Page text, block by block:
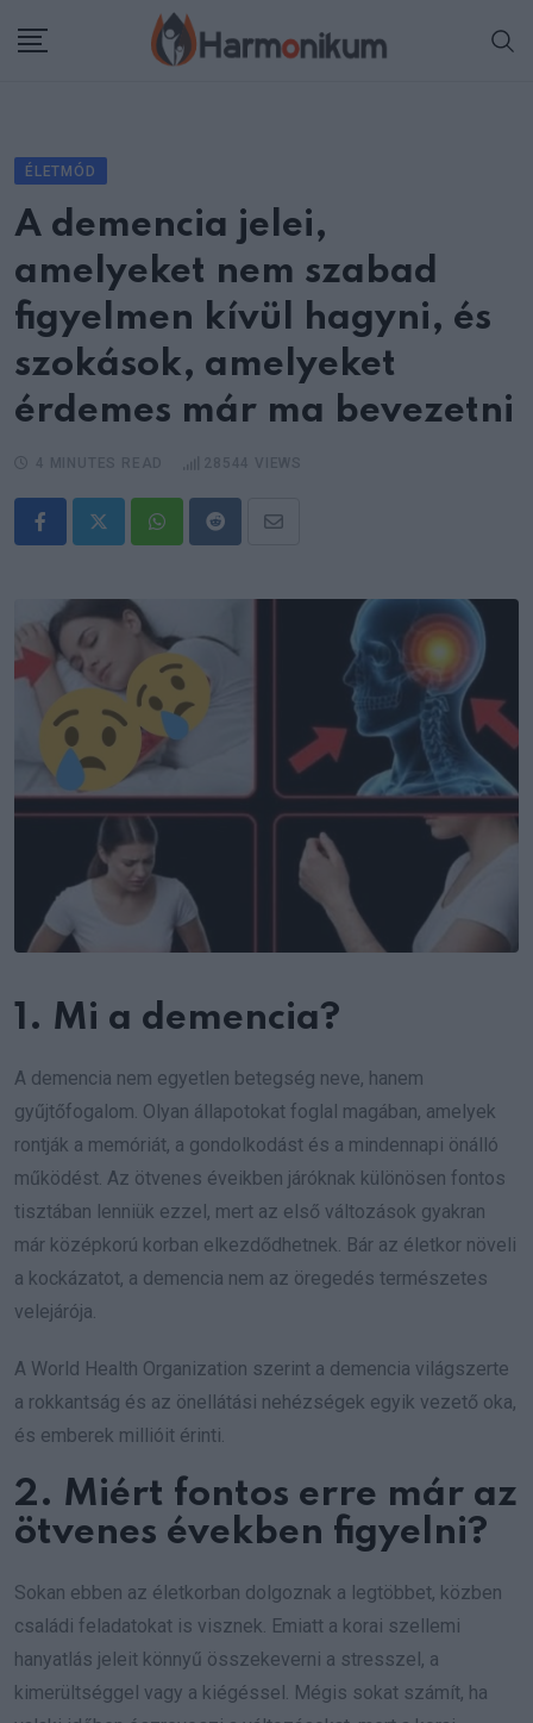
ÉLETMÓD
A demencia jelei,
amelyeket nem szabad
figyelmen kívül hagyni, és
szokások, amelyeket
érdemes már ma bevezetni
WhatsappRedditShare
Email
1. Mi a demencia?
A demencia nem egyetlen betegség neve, hanem
gyűjtőfogalom. Olyan állapotokat foglal magában, amelyek
rontják a memóriát, a gondolkodást és a mindennapi önálló
működést. Az ötvenes éveikben járóknak különösen fontos
tisztában lenniük ezzel, mert az első változások gyakran
már középkorú korban elkezdődhetnek. Bár az életkor növeli
a kockázatot, a demencia nem az öregedés természetes
velejárója.
A World Health Organization szerint a demencia világszerte
a rokkantság és az önellátási nehézségek egyik vezető oka,
és emberek millióit érinti.
2. Miért fontos erre már az
ötvenes években figyelni?
Sokan ebben az életkorban dolgoznak a legtöbbet, közben
családi feladatokat is visznek. Emiatt a korai szellemi
hanyatlás jeleit könnyű összekeverni a stresszel, a
kimerültséggel vagy a kiégéssel. Mégis sokat számít, ha